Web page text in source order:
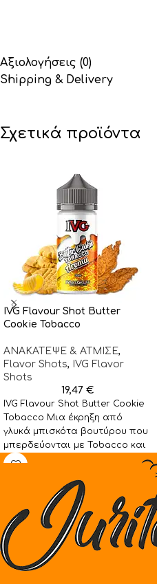
Αξιολογήσεις (0)
Shipping & Delivery
Σχετικά προϊόντα
IVG Flavour Shot Butter
Cookie Tobacco
ΑΝΑΚΑΤΕΨΕ & ΑΤΜΙΣΕ,
Flavor Shots, IVG Flavor
Shots
19,47 €
IVG Flavour Shot Butter Cookie
Tobacco Μια έκρηξη από
γλυκά μπισκότα βουτύρου που
μπερδεύονται με Tobacco και
διακριτικές νότες ξηρών